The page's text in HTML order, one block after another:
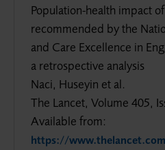
Population-health impact
recommended by the
and Care Excellence in
a retrospective analysis
Naci, Huseyin et al.
The Lancet, Volume 405,
Available from:
https://